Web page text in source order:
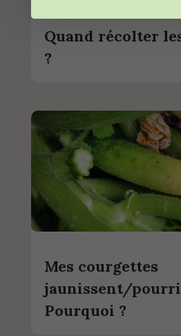
Quand récolter
?
Mes courgettes
jaunissent/
Pourquoi ?